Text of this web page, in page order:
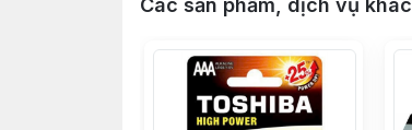
Các sản phẩm, dịch vụ khác